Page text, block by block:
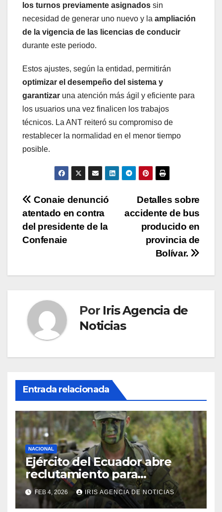
los turnos previamente asignados sin
necesidad de generar uno nuevo y la ampliación
de la vigencia de las licencias de conducir
durante este periodo.
Estos ajustes, según la entidad, permitirán
optimizar el desempeño del sistema y
garantizar una atención más ágil y eficiente para
los usuarios una vez finalicen los trabajos
técnicos. La ANT reiteró su compromiso de
restablecer la normalidad en el menor tiempo
posible.
Navegación
de
entradas
Detalles sobre
accidente de bus
producido en
provincia de
Bolívar.
Conaie denunció
atentado en contra
del presidente de la
Confenaie
Por Iris Agencia de
Noticias
Entrada relacionada
NACIONAL
Ejército del Ecuador abre
reclutamiento para
bachilleres a partir de este
viernes 6 de febrero
FEB 4, 2026 IRIS AGENCIA DE NOTICIAS